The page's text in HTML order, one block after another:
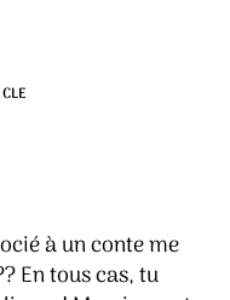
à un conte me
En tous cas, tu